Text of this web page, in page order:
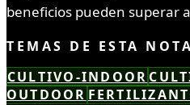
beneficios pueden superar
TEMAS DE ESTA NOTA
CULTIVO-INDOOR
OUTDOOR